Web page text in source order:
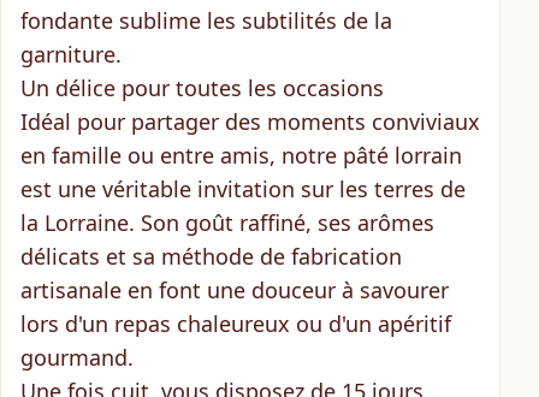
fondante sublime les subtilités de la
garniture.
Un délice pour toutes les occasions
Idéal pour partager des moments conviviaux
en famille ou entre amis, notre pâté lorrain
est une véritable invitation sur les terres de
la Lorraine. Son goût raffiné, ses arômes
délicats et sa méthode de fabrication
artisanale en font une douceur à savourer
lors d'un repas chaleureux ou d'un apéritif
gourmand.
Une fois cuit, vous disposez de 15 jours